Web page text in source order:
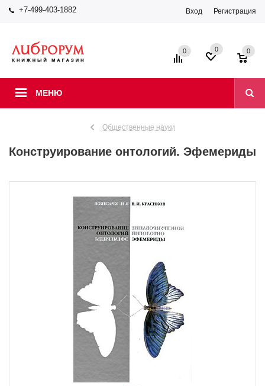
+7-499-403-1882 Вход Регистрация
МЕНЮ
0 0 0
Общественные науки
Конструирование онтологий. Эфемериды